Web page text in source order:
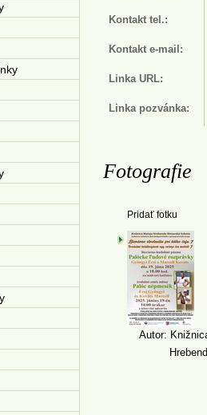
Kontakt tel.:
Kontakt e-mail:
Linka URL:
Linka pozvánka:
Fotografie
Pridať fotku
Autor: